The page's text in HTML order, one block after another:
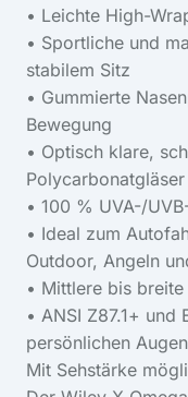
• Leichte High-
• Sportliche und
stabilem Sitz
• Gummierte
Bewegung
• Optisch klare,
Polycarbonatgläser
• 100 % UVA-/
• Ideal zum
Outdoor, Angeln
• Mittlere bis
• ANSI Z87.1+
persönlichen
Mit Sehstärke